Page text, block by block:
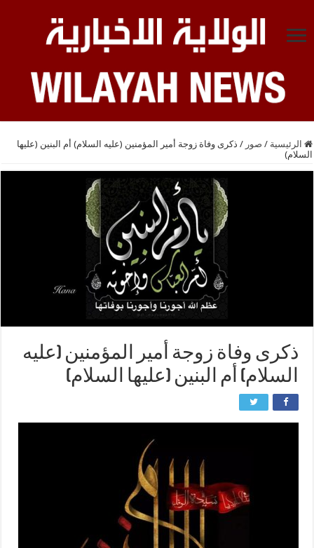
الرئيسية / صور / ذكرى وفاة زوجة أمير المؤمنين (عليه السلام) أم البنين (عليها
السلام)
ذكرى وفاة زوجة أمير المؤمنين (عليه
السلام) أم البنين (عليها السلام)